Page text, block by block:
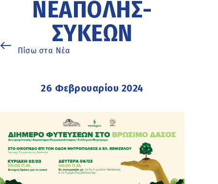
ΝΕΆΠΟΛΗΣ-
ΣΥΚΕΏΝ
Πίσω στα Νέα
26 Φεβρουαρίου 2024